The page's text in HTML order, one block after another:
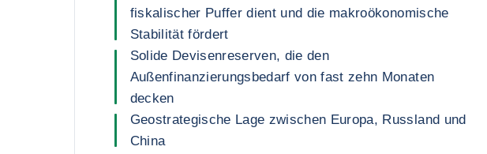
fiskalischer Puffer dient und die makroökonomische
Stabilität fördert
Solide Devisenreserven, die den
Außenfinanzierungsbedarf von fast zehn Monaten
decken
Geostrategische Lage zwischen Europa, Russland und
China